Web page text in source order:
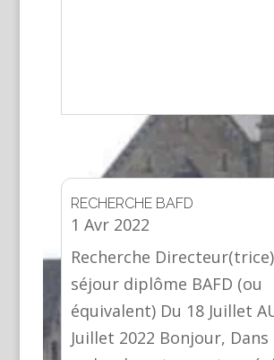
RECHERCHE BAFD
1 Avr 2022
Recherche
séjour diplôme BAFD (ou
équivalent) Du 18 Juillet
Juillet 2022 Bonjour, Dans